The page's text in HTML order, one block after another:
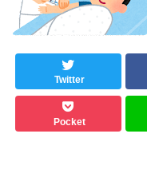
Twitter
Pocket